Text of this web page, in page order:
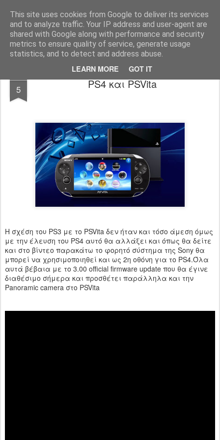
This site uses cookies from Google to deliver its services
and to analyze traffic. Your IP address and user-agent are
shared with Google along with performance and security
metrics to ensure quality of service, generate usage
statistics, and to detect and address abuse.
LEARN MORE GOT IT
www.psjailbreak.gr Καλωσήρθατε στο No1 site για τις κονσόλες Playstation στην Ελλάδα
Pages
5 PS4 και PSVita
Η σχέση του PS3 με το PSVita δεν ήταν και τόσο άμεση όμως
με την έλευση του PS4 αυτό θα αλλάξει και όπως θα δείτε
και στο βίντεο παρακάτω το φορητό σύστημα της Sony θα
μπορεί να χρησιμοποιηθεί και ως 2η οθόνη για το PS4.Όλα
αυτά βέβαια με το 3.00 official firmware update που θα έγινε
διαθέσιμο σήμερα και προσθέτει παράλληλα και την
Panoramic camera στο PSVita